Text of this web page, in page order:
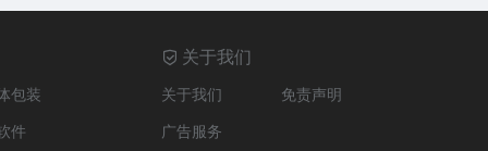
包装
件
关于我们
关于我们
免责声明
广告服务